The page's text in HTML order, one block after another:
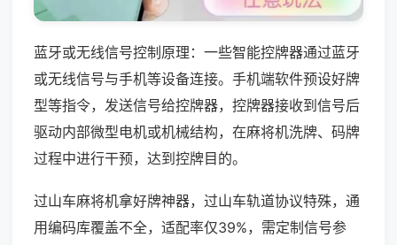
蓝牙或无线信号控制原理：一些智能控牌器通过蓝牙
或无线信号与手机等设备连接。手机端软件预设好牌
型等指令，发送信号给控牌器，控牌器接收到信号后
驱动内部微型电机或机械结构，在麻将机洗牌、码牌
过程中进行干预，达到控牌目的。
过山车麻将机拿好牌神器，过山车轨道协议特殊，通
用编码库覆盖不全，适配率仅39%，需定制信号参